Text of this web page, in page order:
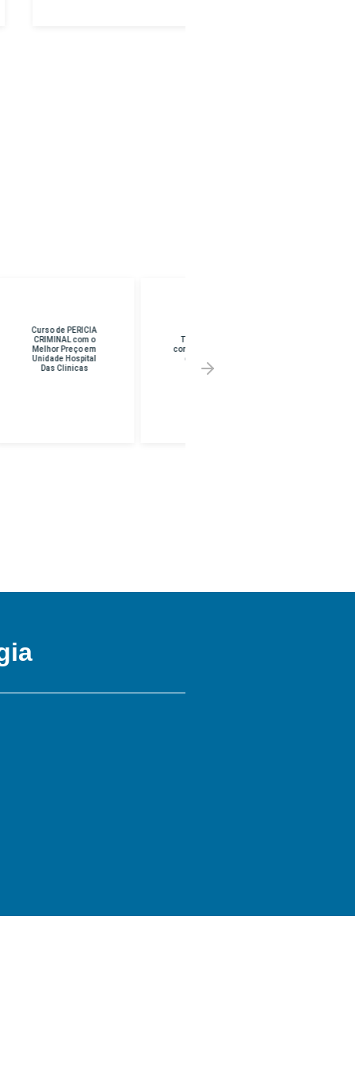
Curso de
TANATOPRAXIA
com o Melhor Preço
em Franco Da